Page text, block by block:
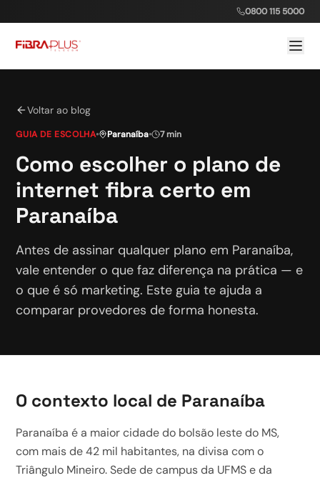
0800 115 5000
Voltar ao blog
GUIA DE ESCOLHA• Paranaíba• 7 min
Como escolher o plano de
internet fibra certo em
Paranaíba
Antes de assinar qualquer plano em Paranaíba,
vale entender o que faz diferença na prática — e
o que é só marketing. Este guia te ajuda a
comparar provedores de forma honesta.
O contexto local de Paranaíba
Paranaíba é a maior cidade do bolsão leste do MS,
com mais de 42 mil habitantes, na divisa com o
Triângulo Mineiro. Sede de campus da UFMS e da